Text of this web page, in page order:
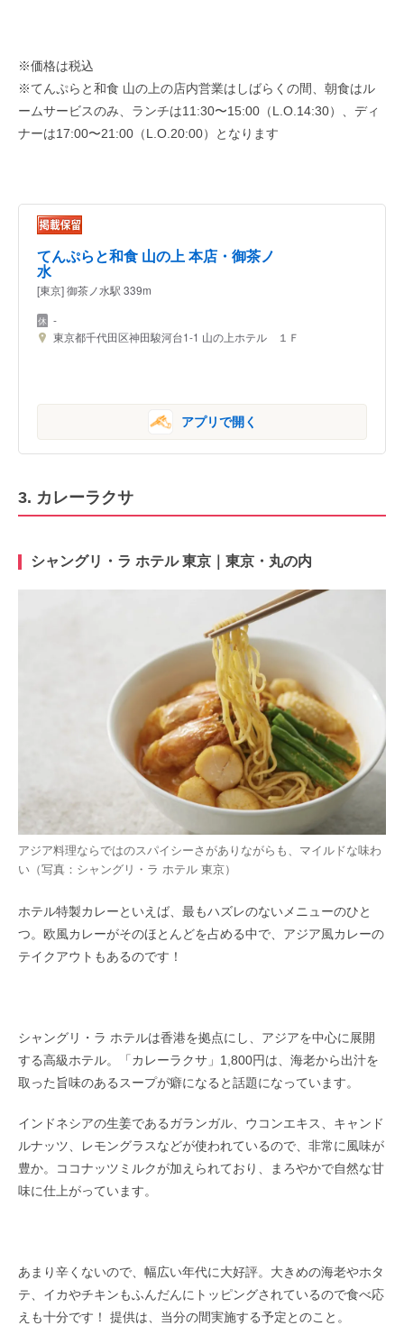
※価格は税込
※てんぷらと和食 山の上の店内営業はしばらくの間、朝食はル
ームサービスのみ、ランチは11:30〜15:00（L.O.14:30）、ディ
ナーは17:00〜21:00（L.O.20:00）となります
てんぷらと和食 山の上 本店・御茶ノ
水
[東京] 御茶ノ水駅 339m
-
東京都千代田区神田駿河台1-1 山の上ホテル １Ｆ
アプリで開く
3. カレーラクサ
シャングリ・ラ ホテル 東京｜東京・丸の内
アジア料理ならではのスパイシーさがありながらも、マイルドな味わ
い（写真：シャングリ・ラ ホテル 東京）
ホテル特製カレーといえば、最もハズレのないメニューのひと
つ。欧風カレーがそのほとんどを占める中で、アジア風カレーの
テイクアウトもあるのです！
シャングリ・ラ ホテルは香港を拠点にし、アジアを中心に展開
する高級ホテル。「カレーラクサ」1,800円は、海老から出汁を
取った旨味のあるスープが癖になると話題になっています。
インドネシアの生姜であるガランガル、ウコンエキス、キャンド
ルナッツ、レモングラスなどが使われているので、非常に風味が
豊か。ココナッツミルクが加えられており、まろやかで自然な甘
味に仕上がっています。
あまり辛くないので、幅広い年代に大好評。大きめの海老やホタ
テ、イカやチキンもふんだんにトッピングされているので食べ応
えも十分です！ 提供は、当分の間実施する予定とのこと。